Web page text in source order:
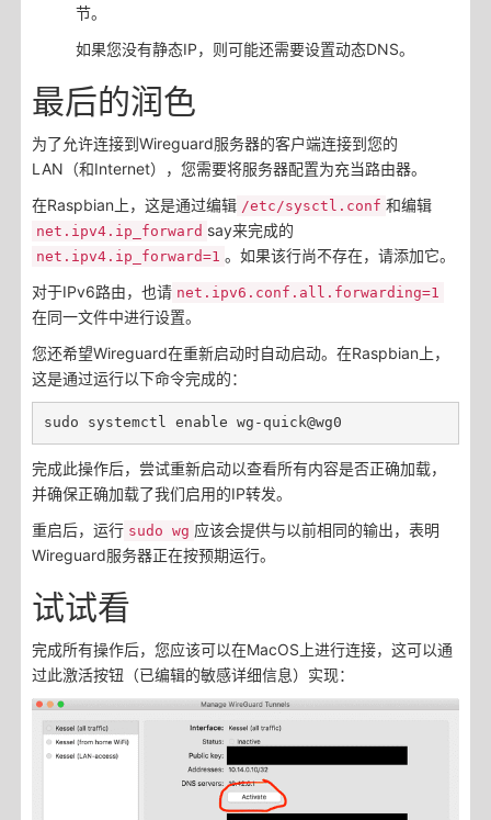
节。
如果您没有静态IP，则可能还需要设置动态DNS。
最后的润色
为了允许连接到Wireguard服务器的客户端连接到您的
LAN（和Internet），您需要将服务器配置为充当路由器。
在Raspbian上，这是通过编辑 /etc/sysctl.conf 和编辑
net.ipv4.ip_forward say来完成的
net.ipv4.ip_forward=1 。如果该行尚不存在，请添加它。
对于IPv6路由，也请 net.ipv6.conf.all.forwarding=1
在同一文件中进行设置。
您还希望Wireguard在重新启动时自动启动。在Raspbian上，
这是通过运行以下命令完成的：
完成此操作后，尝试重新启动以查看所有内容是否正确加载，
并确保正确加载了我们启用的IP转发。
重启后，运行 sudo wg 应该会提供与以前相同的输出，表明
Wireguard服务器正在按预期运行。
试试看
完成所有操作后，您应该可以在MacOS上进行连接，这可以通
过此激活按钮（已编辑的敏感详细信息）实现：